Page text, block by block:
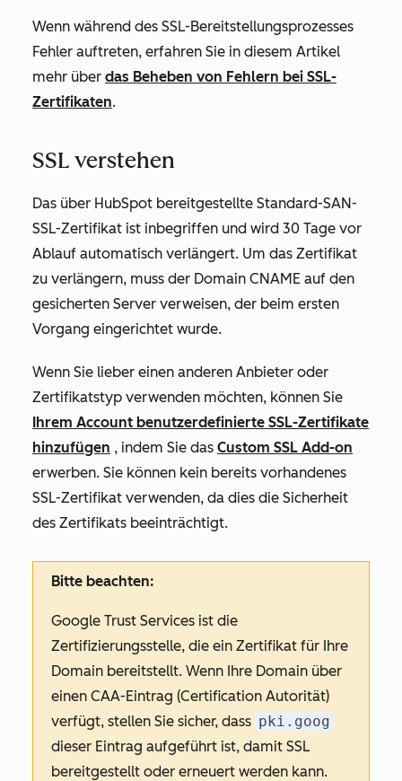
Wenn während des SSL-Bereitstellungsprozesses
Fehler auftreten, erfahren Sie in diesem Artikel
mehr über das Beheben von Fehlern bei SSL-
Zertifikaten.
SSL verstehen
Das über HubSpot bereitgestellte Standard-SAN-
SSL-Zertifikat ist inbegriffen und wird 30 Tage vor
Ablauf automatisch verlängert. Um das Zertifikat
zu verlängern, muss der Domain CNAME auf den
gesicherten Server verweisen, der beim ersten
Vorgang eingerichtet wurde.
Wenn Sie lieber einen anderen Anbieter oder
Zertifikatstyp verwenden möchten, können Sie
Ihrem Account benutzerdefinierte SSL-Zertifikate
hinzufügen , indem Sie das Custom SSL Add-on
erwerben. Sie können kein bereits vorhandenes
SSL-Zertifikat verwenden, da dies die Sicherheit
des Zertifikats beeinträchtigt.
Bitte beachten:
Google Trust Services ist die
Zertifizierungsstelle, die ein Zertifikat für Ihre
Domain bereitstellt. Wenn Ihre Domain über
einen CAA-Eintrag (Certification Autorität)
verfügt, stellen Sie sicher, dass pki.goog
dieser Eintrag aufgeführt ist, damit SSL
bereitgestellt oder erneuert werden kann.